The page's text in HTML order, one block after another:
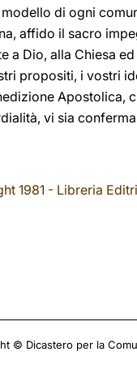
di ogni
affido il sacro
a Dio, alla Chiesa
propositi, i vostri
Apostolica,
vi sia
1981 - Libreria
© Dicastero per la